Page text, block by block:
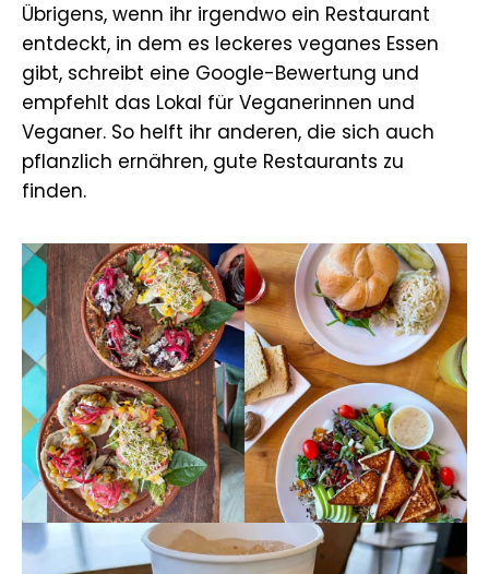
Übrigens, wenn ihr irgendwo ein Restaurant
entdeckt, in dem es leckeres veganes Essen
gibt, schreibt eine Google-Bewertung und
empfehlt das Lokal für Veganerinnen und
Veganer. So helft ihr anderen, die sich auch
pflanzlich ernähren, gute Restaurants zu
finden.